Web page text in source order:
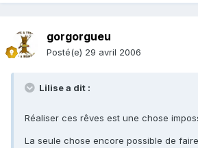
gorgorgueu
Posté(e) 29 avril 2006
Lilise a dit :
Réaliser ces rêves est une chose
La seule chose encore possible de